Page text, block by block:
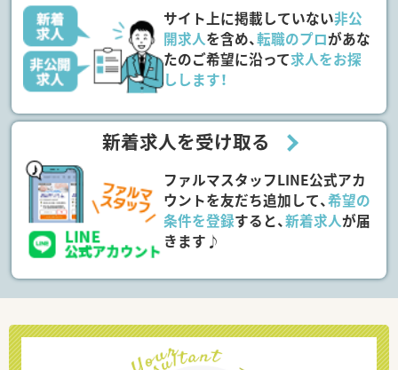
サイト上に掲載していない非公
開求人を含め、転職のプロがあな
たのご希望に沿って求人をお探
しします！
新着求人を受け取る
ファルマスタッフLINE公式アカ
ウントを友だち追加して、希望の
条件を登録すると、新着求人が届
きます♪